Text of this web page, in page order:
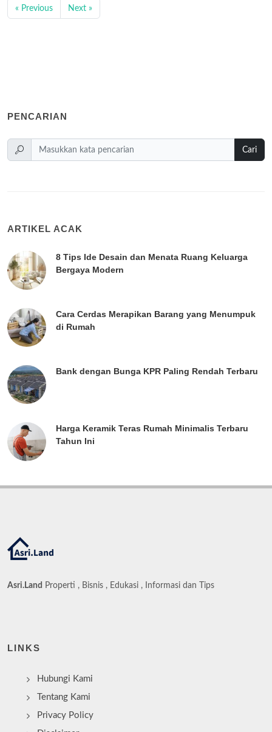
« Previous Next »
PENCARIAN
Cari
ARTIKEL ACAK
8 Tips Ide Desain dan Menata Ruang Keluarga
Bergaya Modern
Cara Cerdas Merapikan Barang yang Menumpuk
di Rumah
Bank dengan Bunga KPR Paling Rendah Terbaru
Harga Keramik Teras Rumah Minimalis Terbaru
Tahun Ini
Asri.Land Properti , Bisnis , Edukasi , Informasi dan Tips
LINKS
Hubungi Kami
Tentang Kami
Privacy Policy